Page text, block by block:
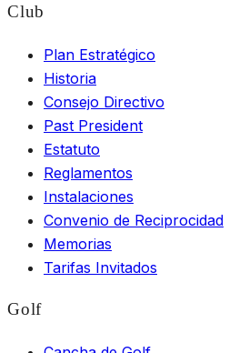
Club
Plan Estratégico
Historia
Consejo Directivo
Past President
Estatuto
Reglamentos
Instalaciones
Convenio de Reciprocidad
Memorias
Tarifas Invitados
Golf